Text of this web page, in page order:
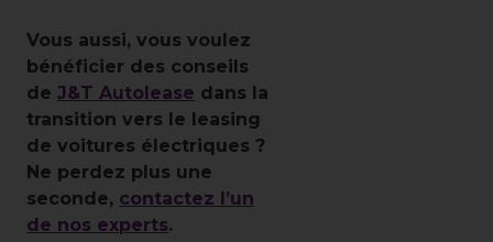
Vous aussi, vous voulez
bénéficier des conseils
de J&T Autolease dans la
transition vers le leasing
de voitures électriques ?
Ne perdez plus une
seconde, contactez l’un
de nos experts.